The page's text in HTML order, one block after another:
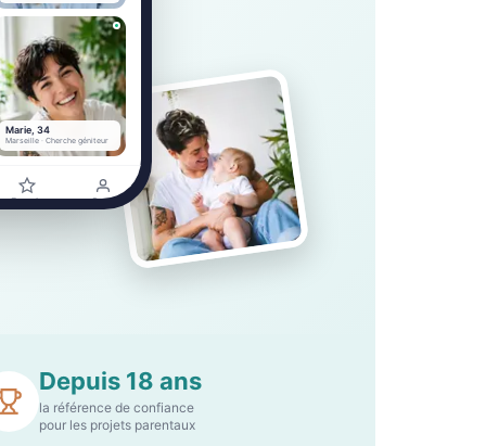
Marie, 34
Marseille · Cherche géniteur
Favoris Profil
Depuis 18 ans
la référence de confiance
pour les projets parentaux